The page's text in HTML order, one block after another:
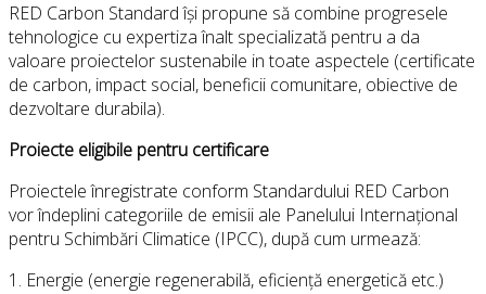
RED Carbon Standard își propune să combine progresele
tehnologice cu expertiza înalt specializată pentru a da
valoare proiectelor sustenabile in toate aspectele (certificate
de carbon, impact social, beneficii comunitare, obiective de
dezvoltare durabila).
Proiecte eligibile pentru certificare
Proiectele înregistrate conform Standardului RED Carbon
vor îndeplini categoriile de emisii ale Panelului Internațional
pentru Schimbări Climatice (IPCC), după cum urmează:
1. Energie (energie regenerabilă, eficiență energetică etc.)